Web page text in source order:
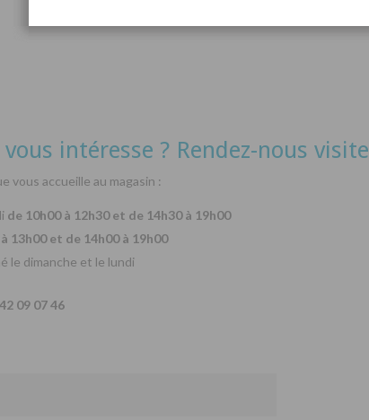
intéresse ? Rendez-nous visite
vous accueille au magasin :
de 10h00 à 12h30 et de 14h30 à 19h00
13h00 et de 14h00 à 19h00
le dimanche et le lundi
09 07 46